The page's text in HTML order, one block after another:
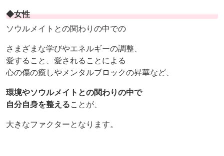
◆女性
ソウルメイトとの関わりの中での
さまざまな学びやエネルギーの調整、
愛すること、愛されることによる
心の傷の癒しやメンタルブロックの昇華など、
環境やソウルメイトとの関わりの中で
自分自身を整えることが、
大きなファクターとなります。